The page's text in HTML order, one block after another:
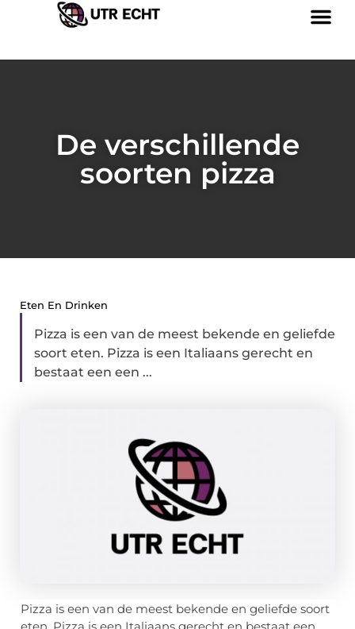
De verschillende
soorten pizza
Eten En Drinken
Pizza is een van de meest bekende en geliefde
soort eten. Pizza is een Italiaans gerecht en
bestaat een een ...
Pizza is een van de meest bekende en geliefde soort